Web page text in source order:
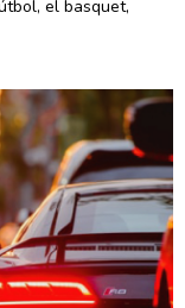
el basquet,